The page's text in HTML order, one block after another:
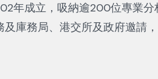
年成立，吸納逾200位專業分
庫務局、港交所及政府邀請